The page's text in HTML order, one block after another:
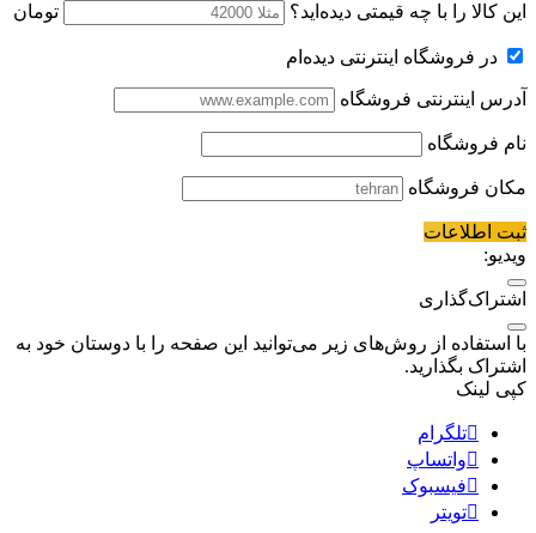
این کالا را با چه قیمتی دیده‌اید؟ تومان
در فروشگاه اینترنتی دیده‌ام
آدرس اینترنتی فروشگاه
نام فروشگاه
مکان فروشگاه
ثبت اطلاعات
ویدیو:
اشتراک‌گذاری
با استفاده از روش‌های زیر می‌توانید این صفحه را با دوستان خود به
اشتراک بگذارید.
کپی لینک
تلگرام
واتساپ
فیسبوک
تویتر